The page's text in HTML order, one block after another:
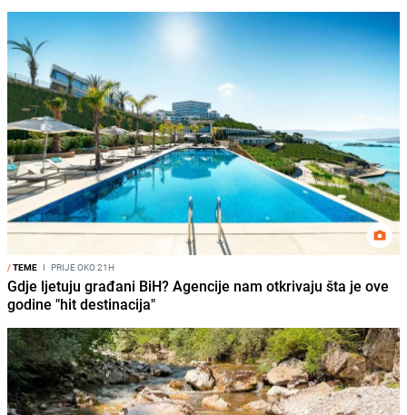
/TEME I PRIJE OKO 21H
Gdje ljetuju građani BiH? Agencije nam otkrivaju šta je ove
godine "hit destinacija"